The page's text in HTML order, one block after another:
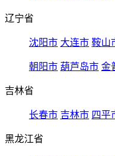
辽宁省
沈阳市 大连市 鞍山
朝阳市 葫芦岛市 金
吉林省
长春市 吉林市 四平
黑龙江省